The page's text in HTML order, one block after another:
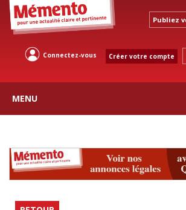
Publiez
Connectez-vous Créer votre compte
MENU